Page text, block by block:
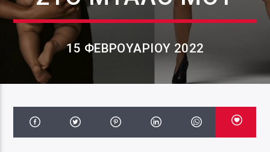
15 ΦΕΒΡΟΥΑΡΊΟΥ 2022